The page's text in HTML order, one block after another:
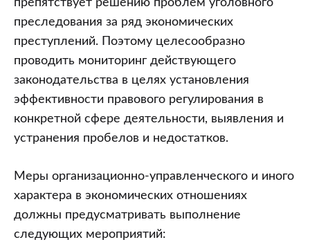
препятствует решению проблем уголовного
преследования за ряд экономических
преступлений. Поэтому целесообразно
проводить мониторинг действующего
законодательства в целях установления
эффективности правового регулирования в
конкретной сфере деятельности, выявления и
устранения пробелов и недостатков.
Меры организационно-управленческого и иного
характера в экономических отношениях
должны предусматривать выполнение
следующих мероприятий: